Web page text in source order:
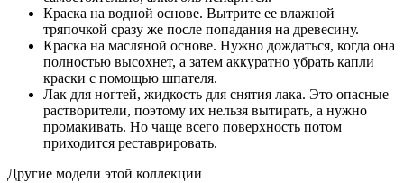
Краска на водной основе. Вытрите ее влажной
тряпочкой сразу же после попадания на древесину.
Краска на масляной основе. Нужно дождаться, когда она
полностью высохнет, а затем аккуратно убрать капли
краски с помощью шпателя.
Лак для ногтей, жидкость для снятия лака. Это опасные
растворители, поэтому их нельзя вытирать, а нужно
промакивать. Но чаще всего поверхность потом
приходится реставрировать.
Другие модели этой коллекции